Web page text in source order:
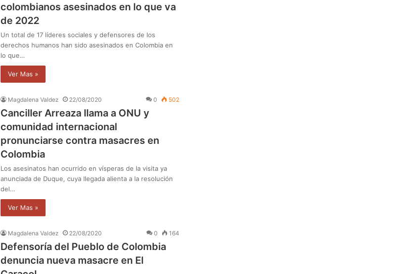
colombianos asesinados en lo que va
de 2022
Un total de 17 líderes sociales y defensores de los
derechos humanos han sido asesinados en Colombia en
lo que…
Ver Mas »
Magdalena Valdez 22/08/2020 0 502
Canciller Arreaza llama a ONU y
comunidad internacional
pronunciarse contra masacres en
Colombia
Los asesinatos han ocurrido en vísperas de la visita ya
anunciada de Duque, cuya llegada alienta a la resolución
del…
Ver Mas »
Magdalena Valdez 22/08/2020 0 164
Defensoría del Pueblo de Colombia
denuncia nueva masacre en El